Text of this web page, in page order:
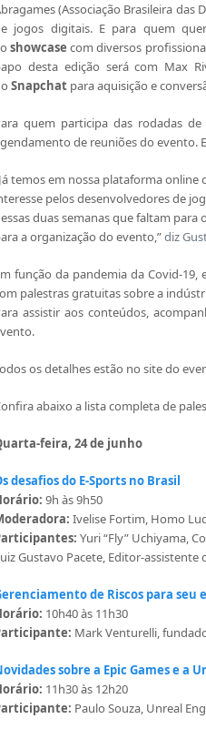
(Associação Brasileira das
jogos digitais. E para quem
showcase com diversos
desta edição será com Max
Snapchatpara aquisição e
quem participa das rodadas
de reuniões do evento.
temos em nossa plataforma
pelos desenvolvedores de
duas semanas que faltam
a organização do evento,”diz
função da pandemia da Covid-
palestras gratuitas sobre a
assistir aos conteúdos,
os detalhes estão no site do
abaixo a lista completa de
feira, 24 de junho
desafios do E-Sports no Brasil
9h às 9h50
Ivelise Fortim, Homo
Yuri “Fly” Uchiyama,
Gustavo Pacete, Editor-
de Riscos para seu
10h40 às 11h30
Mark Venturelli,
sobre a Epic Games e a
11h30 às 12h20
Paulo Souza, Unreal